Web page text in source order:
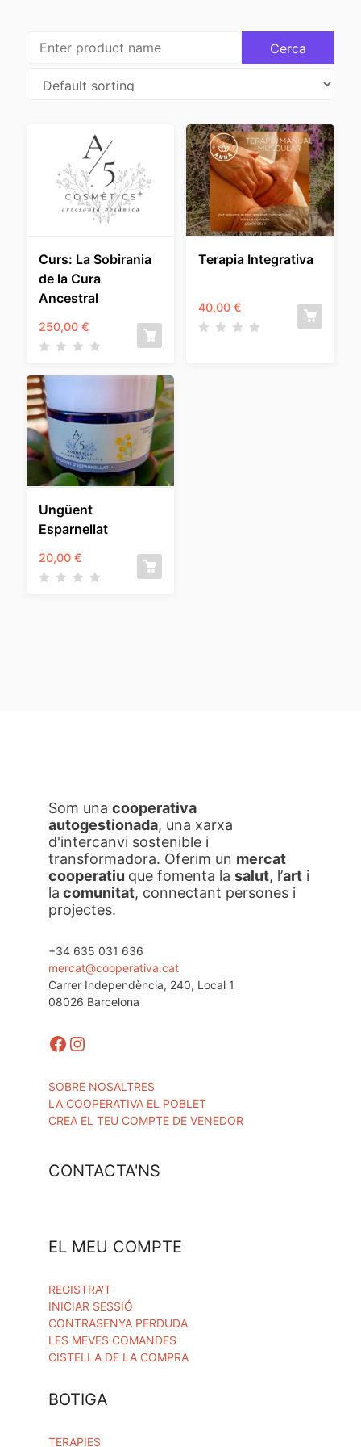
Curs: La Sobirania
de la Cura
Ancestral
250,00 €
Terapia Integrativa
40,00€
Ungüent
Esparnellat
20,00 €
Som una cooperativa
autogestionada, una xarxa
d'intercanvi sostenible i
transformadora. Oferim un mercat
cooperatiu que fomenta la salut, l’art i
la comunitat, connectant persones i
projectes.
+34 635 031 636
mercat@cooperativa.cat
Carrer Independència, 240, Local 1
08026 Barcelona
Facebook
Instagram
SOBRE NOSALTRES
LA COOPERATIVA EL POBLET
CREA EL TEU COMPTE DE VENEDOR
CONTACTA'NS
EL MEU COMPTE
REGISTRA'T
INICIAR SESSIÓ
CONTRASENYA PERDUDA
LES MEVES COMANDES
CISTELLA DE LA COMPRA
BOTIGA
TERAPIES